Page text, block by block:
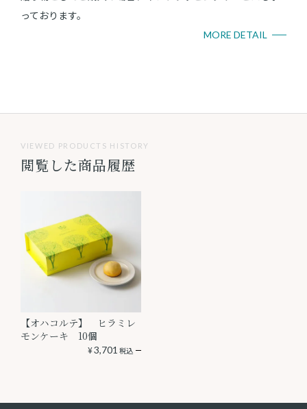
っております。
MORE DETAIL
VIEWED PRODUCTS HISTORY
閲覧した商品履歴
【オハコルテ】 ヒラミレ
モンケーキ 10個
¥3,701 税込